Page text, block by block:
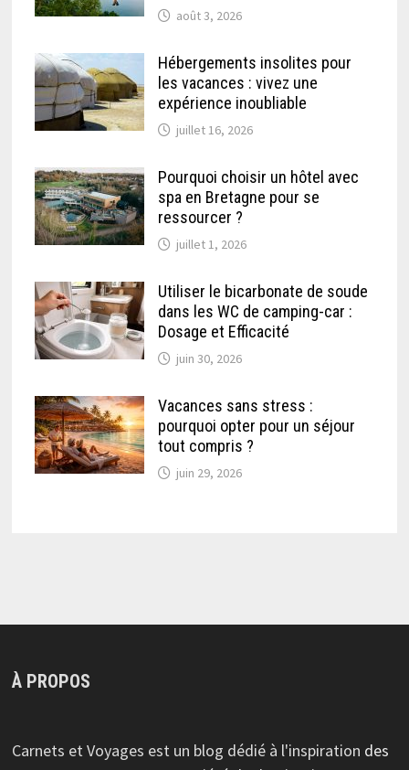
août 3, 2026
Hébergements insolites pour
les vacances : vivez une
expérience inoubliable
juillet 16, 2026
Pourquoi choisir un hôtel avec
spa en Bretagne pour se
ressourcer ?
juillet 1, 2026
Utiliser le bicarbonate de soude
dans les WC de camping-car :
Dosage et Efficacité
juin 30, 2026
Vacances sans stress :
pourquoi opter pour un séjour
tout compris ?
juin 29, 2026
À PROPOS
Carnets et Voyages est un blog dédié à l'inspiration des